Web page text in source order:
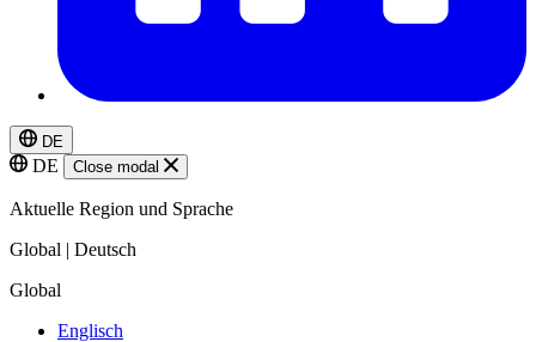
DE
DE Close modal
Aktuelle Region und Sprache
Global | Deutsch
Global
Englisch